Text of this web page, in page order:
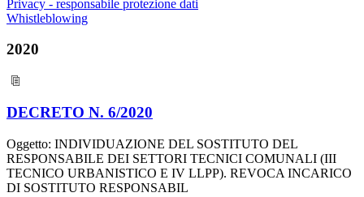
Privacy - responsabile protezione dati
Whistleblowing
2020
DECRETO N. 6/2020
Oggetto: INDIVIDUAZIONE DEL SOSTITUTO DEL
RESPONSABILE DEI SETTORI TECNICI COMUNALI (III
TECNICO URBANISTICO E IV LLPP). REVOCA INCARICO
DI SOSTITUTO RESPONSABIL